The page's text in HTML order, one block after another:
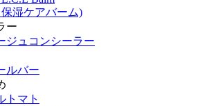
湿ケアバーム)
ー
ジュコンシーラー
ルバー
トマト